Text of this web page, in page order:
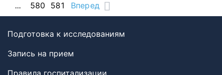
...
580 581 Вперед
Подготовка к исследованиям
Запись на прием
Правила госпитализации